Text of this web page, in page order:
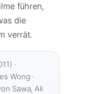
führen,
die
verrät.
·
Wong ·
Sawa, Ali